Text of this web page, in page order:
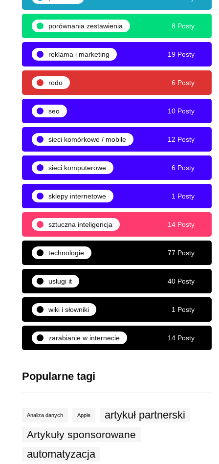
porównania zestawienia 8 Posty
reklama i marketing 19 Posty
rodo 6 Posty
seo 10 Posty
sieci komórkowe / mobile 12 Posty
sieci komputerowe 6 Posty
sklepy internetowe 1 Posty
sztuczna inteligencja 14 Posty
technologie 77 Posty
usługi it 40 Posty
wiki i słowniki 1 Posty
zarabianie w internecie 14 Posty
Popularne tagi
Analiza danych Apple artykuł partnerski
Artykuły sponsorowane
automatyzacja